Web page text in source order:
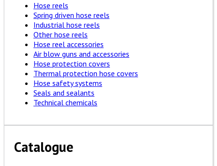
Hose reels
Spring driven hose reels
Industrial hose reels
Other hose reels
Hose reel accessories
Air blow guns and accessories
Hose protection covers
Thermal protection hose covers
Hose safety systems
Seals and sealants
Technical chemicals
Catalogue